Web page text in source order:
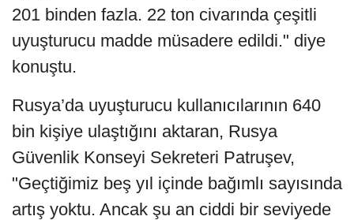
201 binden fazla. 22 ton civarında çeşitli
uyuşturucu madde müsadere edildi." diye
konuştu.
Rusya’da uyuşturucu kullanıcılarının 640
bin kişiye ulaştığını aktaran, Rusya
Güvenlik Konseyi Sekreteri Patruşev,
"Geçtiğimiz beş yıl içinde bağımlı sayısında
artış yoktu. Ancak şu an ciddi bir seviyede